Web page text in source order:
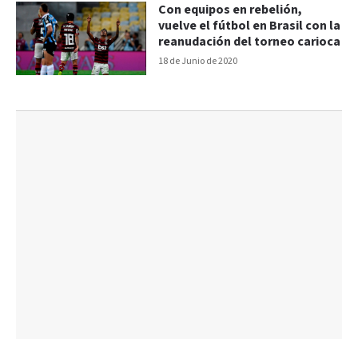
18 de Junio de 2020
Con equipos en rebelión,
vuelve el fútbol en Brasil con la
reanudación del torneo carioca